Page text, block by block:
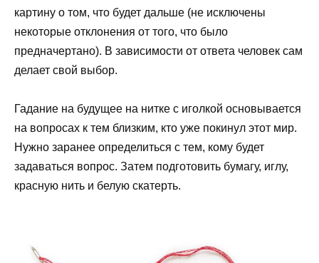
картину о том, что будет дальше (не исключены
некоторые отклонения от того, что было
предначертано). В зависимости от ответа человек сам
делает свой выбор.
Гадание на будущее на нитке с иголкой основывается
на вопросах к тем близким, кто уже покинул этот мир.
Нужно заранее определиться с тем, кому будет
задаваться вопрос. Затем подготовить бумагу, иглу,
красную нить и белую скатерть.